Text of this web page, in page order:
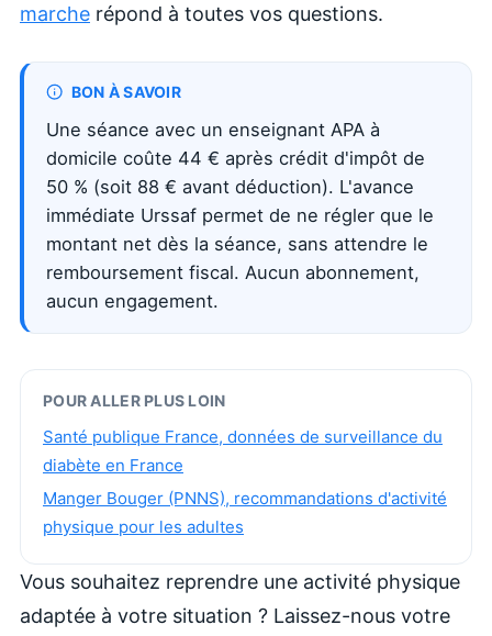
marche répond à toutes vos questions.
BON À SAVOIR
Une séance avec un enseignant APA à
domicile coûte 44 € après crédit d'impôt de
50 % (soit 88 € avant déduction). L'avance
immédiate Urssaf permet de ne régler que le
montant net dès la séance, sans attendre le
remboursement fiscal. Aucun abonnement,
aucun engagement.
POUR ALLER PLUS LOIN
Santé publique France, données de surveillance du
diabète en France
Manger Bouger (PNNS), recommandations d'activité
physique pour les adultes
Vous souhaitez reprendre une activité physique
adaptée à votre situation ? Laissez-nous votre